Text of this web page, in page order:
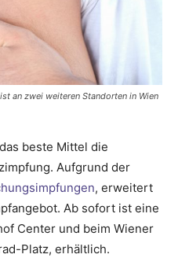
an zwei weiteren Standorten in Wien
beste Mittel die
Aufgrund der
, erweitert
Ab sofort ist eine
Center und beim Wiener
Platz, erhältlich.